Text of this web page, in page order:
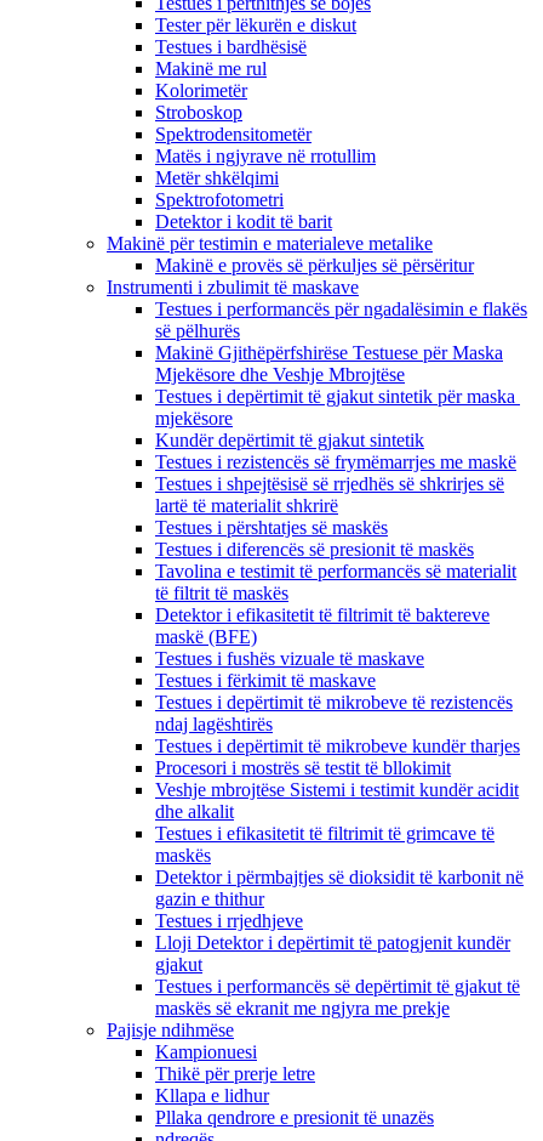
Tester për lëkurën e diskut
Testues i bardhësisë
Makinë me rul
Kolorimetër
Stroboskop
Spektrodensitometër
Matës i ngjyrave në rrotullim
Metër shkëlqimi
Spektrofotometri
Detektor i kodit të barit
Makinë për testimin e materialeve metalike
Makinë e provës së përkuljes së përsëritur
Instrumenti i zbulimit të maskave
Testues i performancës për ngadalësimin e flakës
së pëlhurës
Makinë Gjithëpërfshirëse Testuese për Maska
Mjekësore dhe Veshje Mbrojtëse
Testues i depërtimit të gjakut sintetik për maska ​​
mjekësore
Kundër depërtimit të gjakut sintetik
Testues i rezistencës së frymëmarrjes me maskë
Testues i shpejtësisë së rrjedhës së shkrirjes së
lartë të materialit shkrirë
Testues i përshtatjes së maskës
Testues i diferencës së presionit të maskës
Tavolina e testimit të performancës së materialit
të filtrit të maskës
Detektor i efikasitetit të filtrimit të baktereve
maskë (BFE)
Testues i fushës vizuale të maskave
Testues i fërkimit të maskave
Testues i depërtimit të mikrobeve të rezistencës
ndaj lagështirës
Testues i depërtimit të mikrobeve kundër tharjes
Procesori i mostrës së testit të bllokimit
Veshje mbrojtëse Sistemi i testimit kundër acidit
dhe alkalit
Testues i efikasitetit të filtrimit të grimcave të
maskës
Detektor i përmbajtjes së dioksidit të karbonit në
gazin e thithur
Testues i rrjedhjeve
Lloji Detektor i depërtimit të patogjenit kundër
gjakut
Testues i performancës së depërtimit të gjakut të
maskës së ekranit me ngjyra me prekje
Pajisje ndihmëse
Kampionuesi
Thikë për prerje letre
Kllapa e lidhur
Pllaka qendrore e presionit të unazës